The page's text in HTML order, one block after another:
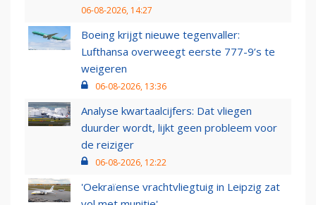
06-08-2026, 14:27
Boeing krijgt nieuwe tegenvaller:
Lufthansa overweegt eerste 777-9’s te
weigeren
06-08-2026, 13:36
Analyse kwartaalcijfers: Dat vliegen
duurder wordt, lijkt geen probleem voor
de reiziger
06-08-2026, 12:22
'Oekraïense vrachtvliegtuig in Leipzig zat